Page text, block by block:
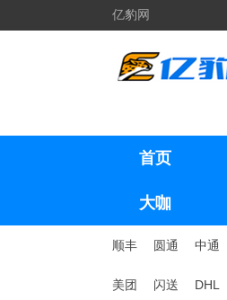
亿豹网
首页
大咖
顺丰 圆通 中通
美团 闪送 DHL